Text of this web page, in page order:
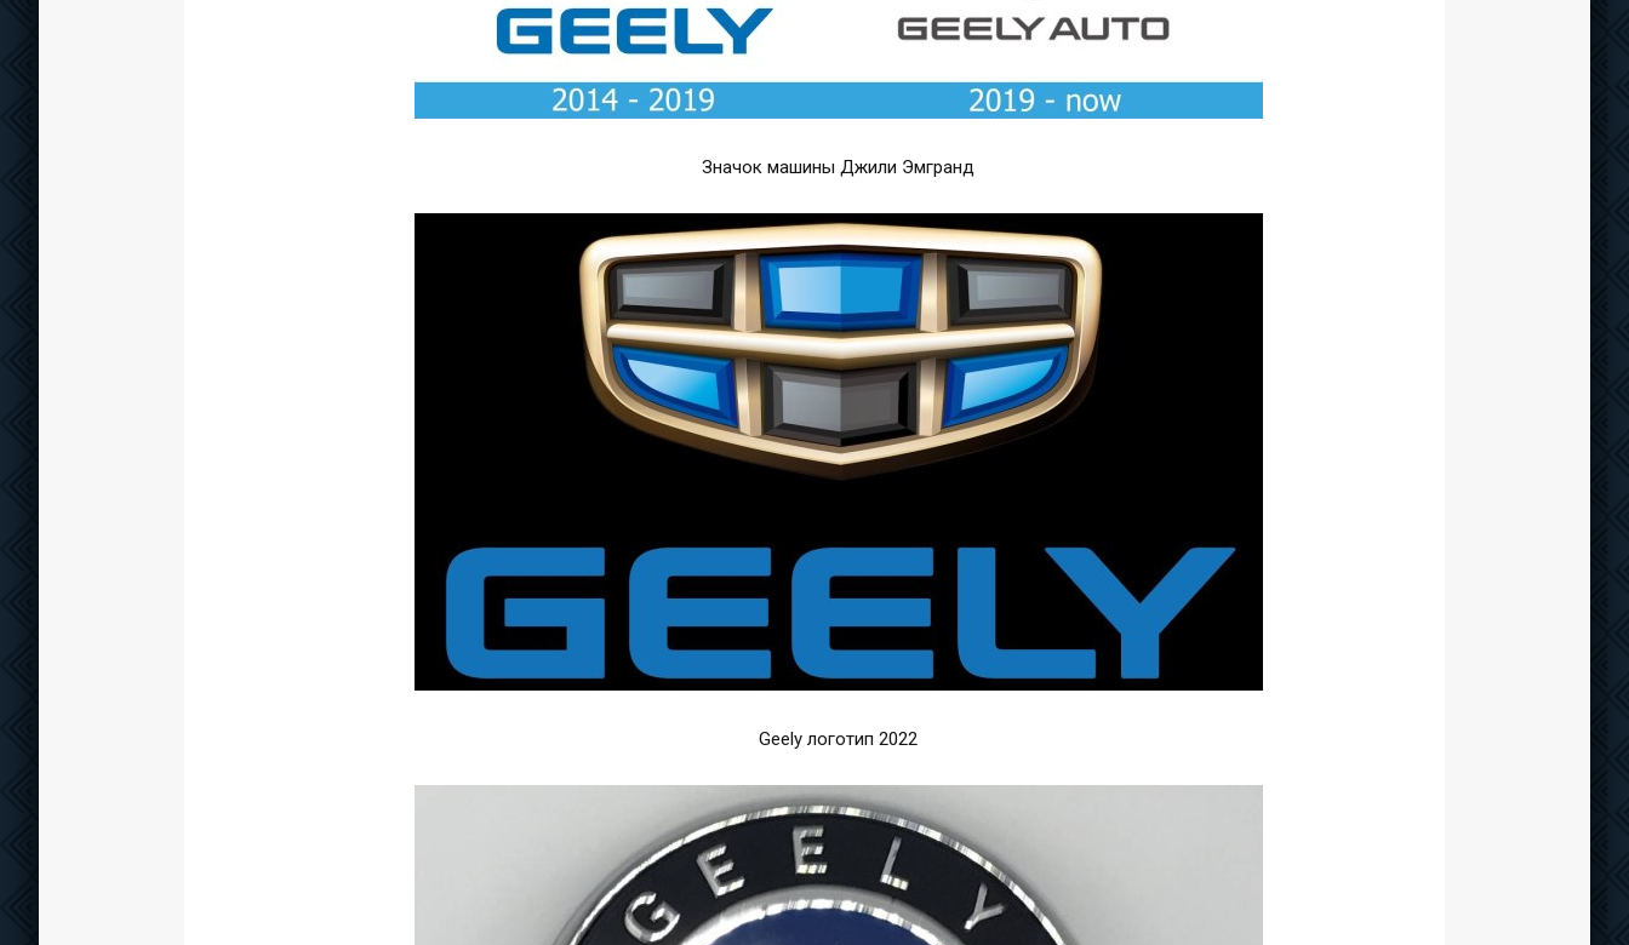
Значок машины Джили Эмгранд
Geely логотип 2022